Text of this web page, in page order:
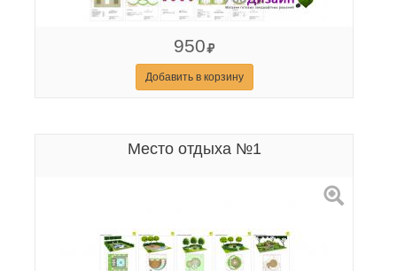
950
Добавить в корзину
Место отдыха №1